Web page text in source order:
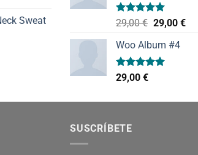
Sweat
Valorado
de 5
29,00€ El
original
era:
29,00 €El
Woo Album #4
Valorado
con
29,00 €
SUSCRÍBETE